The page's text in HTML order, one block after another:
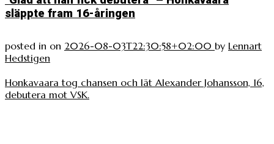
släppte fram 16-åringen
posted in on 2026-08-03T22:30:58+02:00 by Lennart
Hedstigen
Honkavaara tog chansen och lät Alexander Johansson, 16,
debutera mot VSK.